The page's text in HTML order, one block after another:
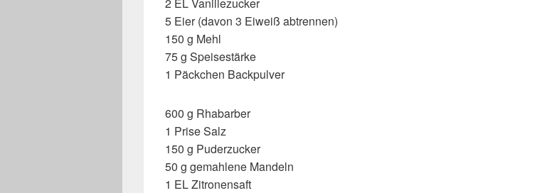
5 Eier (davon 3 Eiweiß abtrennen)
150 g Mehl
75 g Speisestärke
1 Päckchen Backpulver
600 g Rhabarber
1 Prise Salz
150 g Puderzucker
50 g gemahlene Mandeln
1 EL Zitronensaft